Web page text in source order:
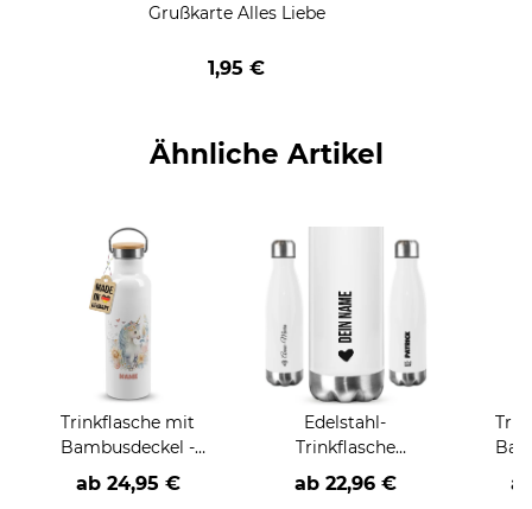
Grußkarte Alles Liebe
1,95 €
Ähnliche Artikel
Trinkflasche mit
Bambusdeckel -
Einhorn - mit Name -
Weiß
ab 24,95 €
Edelstahl-
Trinkflasche
individuell mit Name
und Symbol
ab 22,96 €